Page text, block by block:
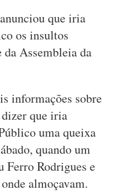
que iria
os insultos
Assembleia da
informações sobre
que iria
uma queixa
quando um
Ferro Rodrigues e
almoçavam.